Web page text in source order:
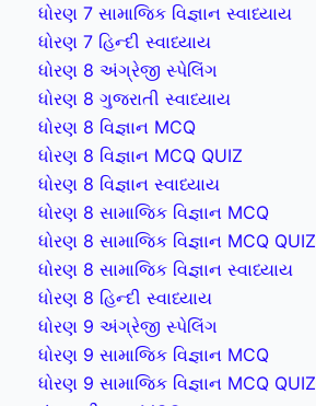
ધોરણ 7 સામાજિક વિજ્ઞાન સ્વાધ્યાય
ધોરણ 7 હિન્દી સ્વાધ્યાય
ધોરણ 8 અંગ્રેજી સ્પેલિંગ
ધોરણ 8 ગુજરાતી સ્વાધ્યાય
ધોરણ 8 વિજ્ઞાન MCQ
ધોરણ 8 વિજ્ઞાન MCQ QUIZ
ધોરણ 8 વિજ્ઞાન સ્વાધ્યાય
ધોરણ 8 સામાજિક વિજ્ઞાન MCQ
ધોરણ 8 સામાજિક વિજ્ઞાન MCQ QUIZ
ધોરણ 8 સામાજિક વિજ્ઞાન સ્વાધ્યાય
ધોરણ 8 હિન્દી સ્વાધ્યાય
ધોરણ 9 અંગ્રેજી સ્પેલિંગ
ધોરણ 9 સામાજિક વિજ્ઞાન MCQ
ધોરણ 9 સામાજિક વિજ્ઞાન MCQ QUIZ